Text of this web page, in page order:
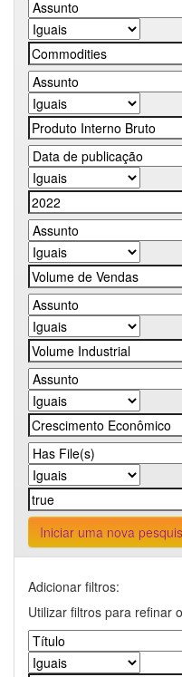
Iniciar uma nova
Adicionar filtros:
Utilizar filtros para refinar